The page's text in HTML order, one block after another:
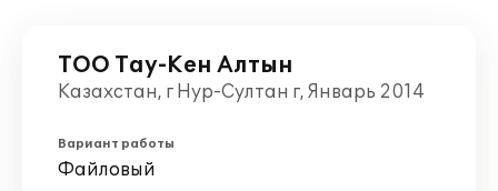
ТОО Тау-Кен Алтын
Казахстан, г Нур-Султан г, Январь 2014
Вариант работы
Файловый